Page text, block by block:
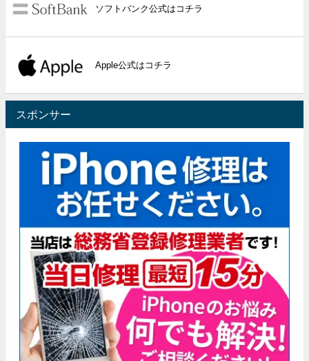
ソフトバンク公式はコチラ
Apple公式はコチラ
スポンサー